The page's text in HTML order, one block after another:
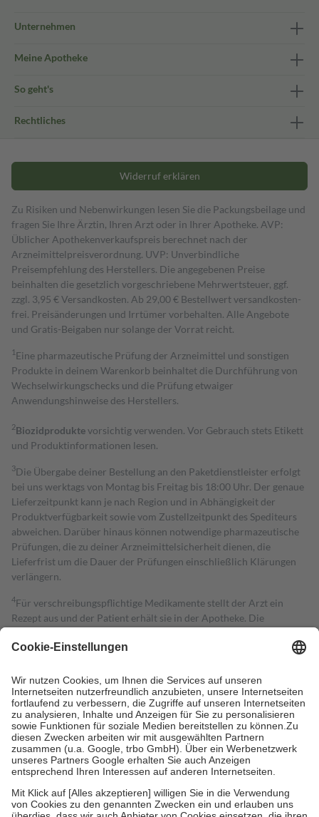
Unternehmen
Meine Apotheke
So geht's
Rechtliches
Widerruf erklären
Zu Risiken und Nebenwirkungen lesen Sie die Packungsbeilage und
fragen Sie Ihre Ärztin, Ihren Arzt oder in Ihrer Apotheke. AVP:
Üblicher Apothekenverkaufspreis berechnet nach der
Arzneimittelpreisverordnung. UVP: Unverbindliche
Preisempfehlung des Herstellers. Die angegebenen Preise
beinhalten die gesetzlich vorgeschriebene Mehrwertsteuer, ggf.
zzgl. 3,95 € Versandkosten. Ab 29,00 € Bestell­wert versand­kosten­
frei. Preisänderungen und Irrtümer vorbehalten. Alle Angebote
und Gratis-Beigaben nur solange der Vorrat reicht.
1 Eine pharmazeutische Prüfung der Arzneimittel und sonstigen
Produkte in deinem Warenkorb beinhaltet die Durchführung von
Wechselwirkungschecks und die Prüfung etwaiger
Anwendungshinweise des Herstellers.
2Biozidproduktevorsichtig verwenden. Vor Gebrauch stets Etikett
und Produktinformationen lesen.
3Die Übergabe deiner Bestellung an den Paketdienstleister erfolgt
bei uns werktags von Montag bis Freitag bis 18:00 Uhr. Der genaue
Lieferzeitpunkt kann je nach Region und in Abhängigkeit der
Produktverfügbarkeit sowie vom Zustellzeitpunkt des Spediteurs
abweichen. Darüber hinaus können notwendige pharmazeutische
Prüfungen, die zu deiner Arzneimittelsicherheit dienen, die
Lieferfrist um die Dauer der Prüfungen einschließlich Klärungen
verlängern.
4Für verschreibungspflichtige Medikamente stellt der Arzt ein
Rezept aus und der Patient erhält sie in der Apotheke. Die
Kosten dafür, der Versicherte trägt einen Teil davon als Zuzahlung
Grundsätzlich leisten Mitglieder Zuzahlungen in Höhe von zehn
Prozent des Abgabepreises,mindestensjedochfünf Euround
höchstens zehn Euro.Es sind jedoch nie mehr als die tatsächlichen
Kosten der Leistung zu entrichten.
Diese Regeln gelten grundsätzlich auch für Online-Apotheken.
Bei Heilmitteln und häuslicher Krankenpflege beträgt die
Zuzahlung zehn Prozent der Kosten sowie zehn Euro je
Um das Engagement der Versicherten für ihre eigene Gesundheit zu
stärken und die besondere Stellung der Familie zu unterstützen,